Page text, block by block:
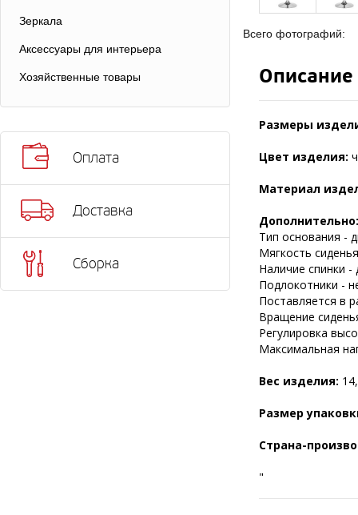
Зеркала
Аксессуары для интерьера
Хозяйственные товары
Оплата
Доставка
Сборка
Всего фотографий:
Описание
Размеры
Цвет изделия:
Материал
Дополнительно:
Тип основания -
Мягкость
Наличие спинки -
Подлокотники -
Поставляется в
Вращение
Регулировка
Максимальная
Вес изделия:
Размер
Страна-
"